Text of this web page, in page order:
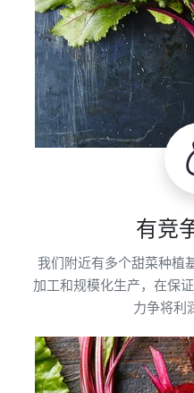
有竞
我们附近有多个甜菜种植
加工和规模化生产，在保
力争将利